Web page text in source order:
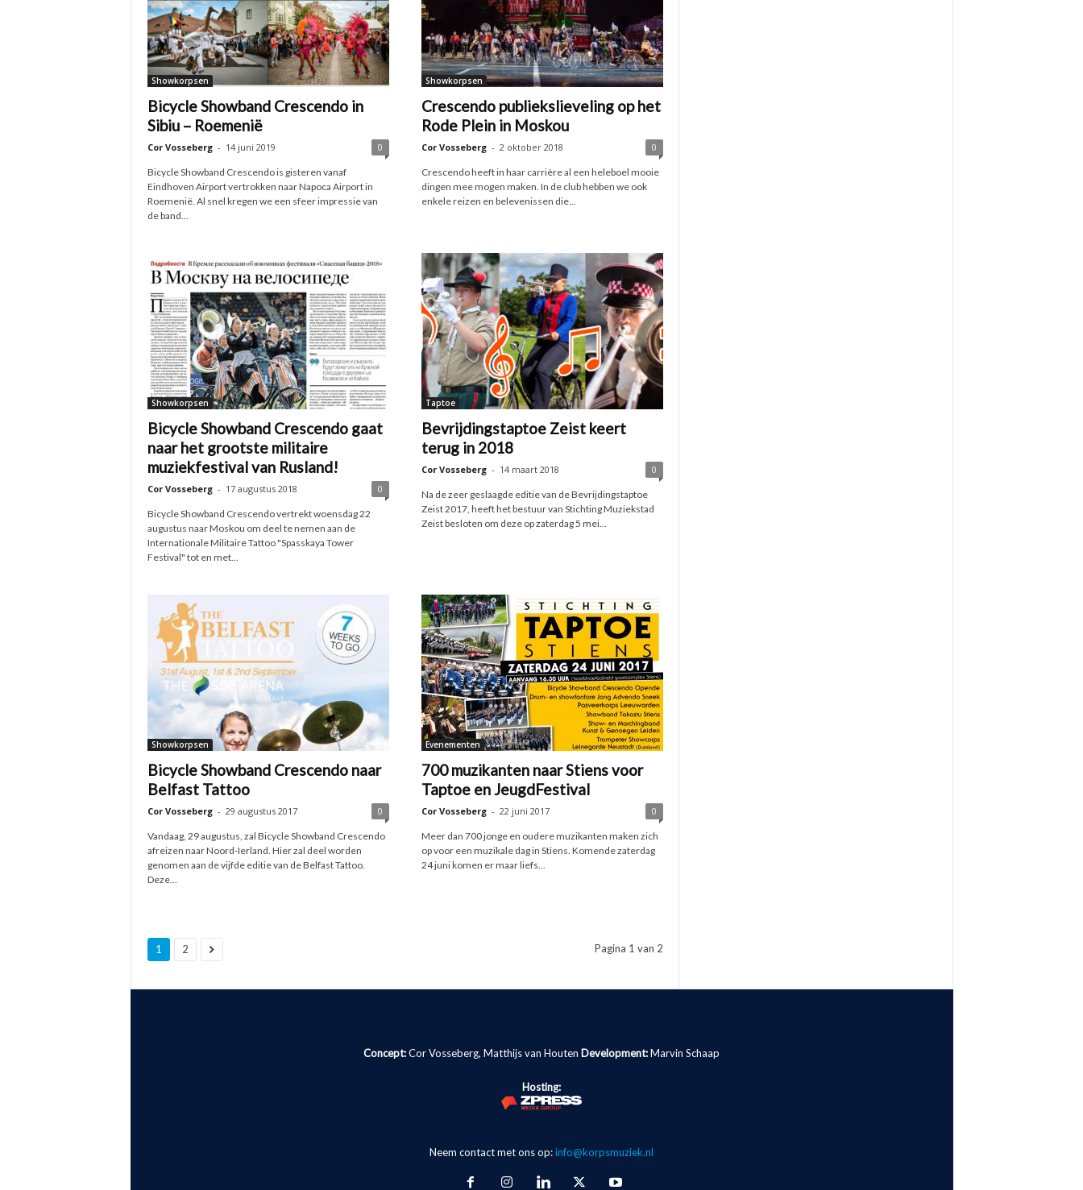
Showkorpsen
Bicycle Showband Crescendo in
Sibiu – Roemenië
Cor Vosseberg - 14 juni 2019 0
Bicycle Showband Crescendo is gisteren vanaf
Eindhoven Airport vertrokken naar Napoca Airport in
Roemenië. Al snel kregen we een sfeer impressie van
de band...
Showkorpsen
Crescendo publiekslieveling op het
Rode Plein in Moskou
Cor Vosseberg - 2 oktober 2018 0
Crescendo heeft in haar carrière al een heleboel mooie
dingen mee mogen maken. In de club hebben we ook
enkele reizen en belevenissen die...
Showkorpsen
Bicycle Showband Crescendo gaat
naar het grootste militaire
muziekfestival van Rusland!
Cor Vosseberg - 17 augustus 2018 0
Bicycle Showband Crescendo vertrekt woensdag 22
augustus naar Moskou om deel te nemen aan de
Internationale Militaire Tattoo "Spasskaya Tower
Festival" tot en met...
Taptoe
Bevrijdingstaptoe Zeist keert
terug in 2018
Cor Vosseberg - 14 maart 2018 0
Na de zeer geslaagde editie van de Bevrijdingstaptoe
Zeist 2017, heeft het bestuur van Stichting Muziekstad
Zeist besloten om deze op zaterdag 5 mei...
Showkorpsen
Bicycle Showband Crescendo naar
Belfast Tattoo
Cor Vosseberg - 29 augustus 2017 0
Vandaag, 29 augustus, zal Bicycle Showband Crescendo
afreizen naar Noord-Ierland. Hier zal deel worden
genomen aan de vijfde editie van de Belfast Tattoo.
Deze...
Evenementen
700 muzikanten naar Stiens voor
Taptoe en JeugdFestival
Cor Vosseberg - 22 juni 2017 0
Meer dan 700 jonge en oudere muzikanten maken zich
op voor een muzikale dag in Stiens. Komende zaterdag
24 juni komen er maar liefs...
1 2 Pagina 1 van 2
Concept:Cor Vosseberg, Matthijs van Houten Development:Marvin Schaap
Hosting:
Neem contact met ons op:info@korpsmuziek.nl